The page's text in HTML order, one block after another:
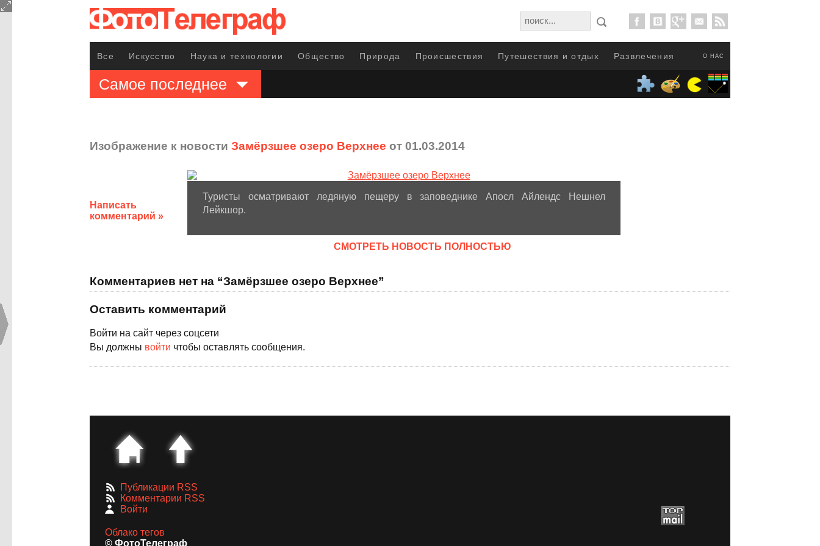
О НАС
Все Искусство Наука и технологии Общество Природа Происшествия Путешествия и отдых Развлечения
Самое последнее
Изображение к новости Замёрзшее озеро Верхнее от 01.03.2014
Написать
комментарий »
Туристы осматривают ледяную пещеру в заповеднике Апосл Айлендс Нешнел
Лейкшор.
CМОТРЕТЬ НОВОСТЬ ПОЛНОСТЬЮ
Комментариев нет на “Замёрзшее озеро Верхнее”
Оставить комментарий
Войти на сайт через соцсети
Вы должны войти чтобы оставлять сообщения.
Публикации RSS
Комментарии RSS
Войти
Облако тегов
© ФотоТелеграф